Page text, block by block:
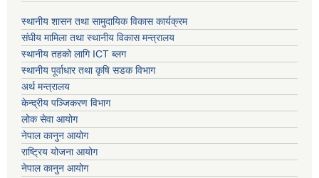
स्थानीय शासन तथा सामुदायिक विकास कार्यक्रम
संघीय मामिला तथा स्थानीय विकास मन्त्रालय
स्थानीय तहको लागि ICT ब्लग
स्थानीय पूर्वाधार तथा कृषि सडक विभाग
अर्थ मन्त्रालय
केन्द्रीय पञ्जिकरण विभाग
लोक सेवा आयोग
नेपाल कानुन आयोग
राष्ट्रिय योजना आयोग
नेपाल कानुन आयोग